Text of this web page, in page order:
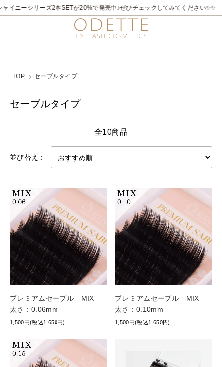
イニーシリーズ2本SETが20%で発売中♪ぜひチェックしてみてください✨✨
TOP セーブルタイプ
セーブルタイプ
全10商品
並び替え：
プレミアムセーブル MIX
太さ：0.06mm
1,500円(税込1,650円)
プレミアムセーブル MIX
太さ：0.10mm
1,500円(税込1,650円)